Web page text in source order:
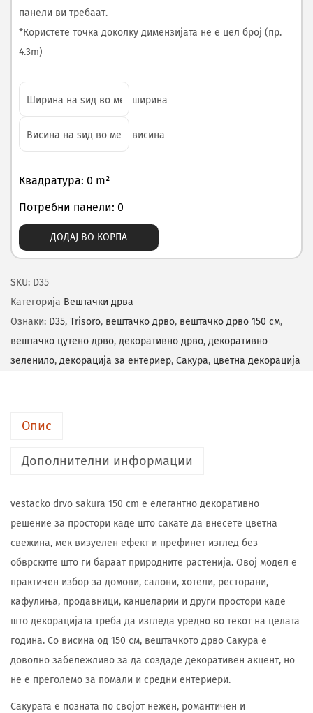
панели ви требаат.
*Користете точка доколку димензијата не е цел број (пр.
4.3m)
ширина
висина
Квадратура: 0 m²
Потребни панели: 0
ДОДАЈ ВО КОРПА
SKU: D35
Категорија Вештачки дрва
Ознаки: D35, Trisoro, вештачко дрво, вештачко дрво 150 см,
вештачко цутено дрво, декоративно дрво, декоративно
зеленило, декорација за ентериер, Сакура, цветна декорација
Опис
Дополнителни информации
vestacko drvo sakura 150 cm е елегантно декоративно
решение за простори каде што сакате да внесете цветна
свежина, мек визуелен ефект и префинет изглед без
обврските што ги бараат природните растенија. Овој модел е
практичен избор за домови, салони, хотели, ресторани,
кафулиња, продавници, канцеларии и други простори каде
што декорацијата треба да изгледа уредно во текот на целата
година. Со висина од 150 см, вештачкото дрво Сакура е
доволно забележливо за да создаде декоративен акцент, но
не е преголемо за помали и средни ентериери.
Сакурата е позната по својот нежен, романтичен и